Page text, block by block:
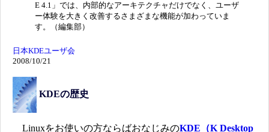
E 4.1」では、内部的なアーキテクチャだけでなく、ユーザ
ー体験を大きく改善するさまざまな機能が加わっていま
す。（編集部）
日本KDEユーザ会
2008/10/21
KDEの歴史
Linuxをお使いの方ならばおなじみのKDE（K Desktop